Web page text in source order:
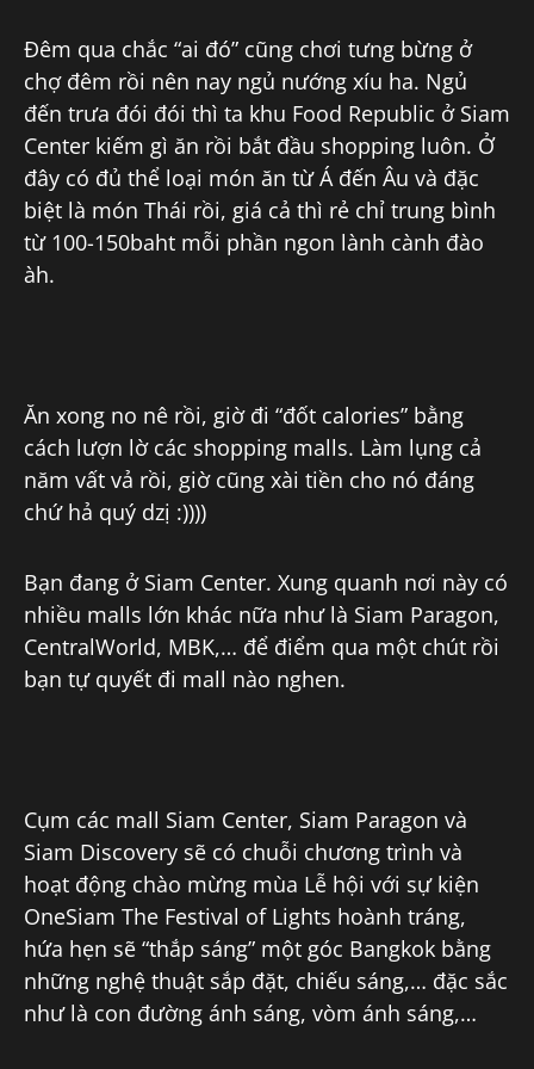
Đêm qua chắc “ai đó” cũng chơi tưng bừng ở
chợ đêm rồi nên nay ngủ nướng xíu ha. Ngủ
đến trưa đói đói thì ta khu Food Republic ở Siam
Center kiếm gì ăn rồi bắt đầu shopping luôn. Ở
đây có đủ thể loại món ăn từ Á đến Âu và đặc
biệt là món Thái rồi, giá cả thì rẻ chỉ trung bình
từ 100-150baht mỗi phần ngon lành cành đào
àh.
Ăn xong no nê rồi, giờ đi “đốt calories” bằng
cách lượn lờ các shopping malls. Làm lụng cả
năm vất vả rồi, giờ cũng xài tiền cho nó đáng
chứ hả quý dzị :))))
Bạn đang ở Siam Center. Xung quanh nơi này có
nhiều malls lớn khác nữa như là Siam Paragon,
CentralWorld, MBK,… để điểm qua một chút rồi
bạn tự quyết đi mall nào nghen.
Cụm các mall Siam Center, Siam Paragon và
Siam Discovery sẽ có chuỗi chương trình và
hoạt động chào mừng mùa Lễ hội với sự kiện
OneSiam The Festival of Lights hoành tráng,
hứa hẹn sẽ “thắp sáng” một góc Bangkok bằng
những nghệ thuật sắp đặt, chiếu sáng,… đặc sắc
như là con đường ánh sáng, vòm ánh sáng,…